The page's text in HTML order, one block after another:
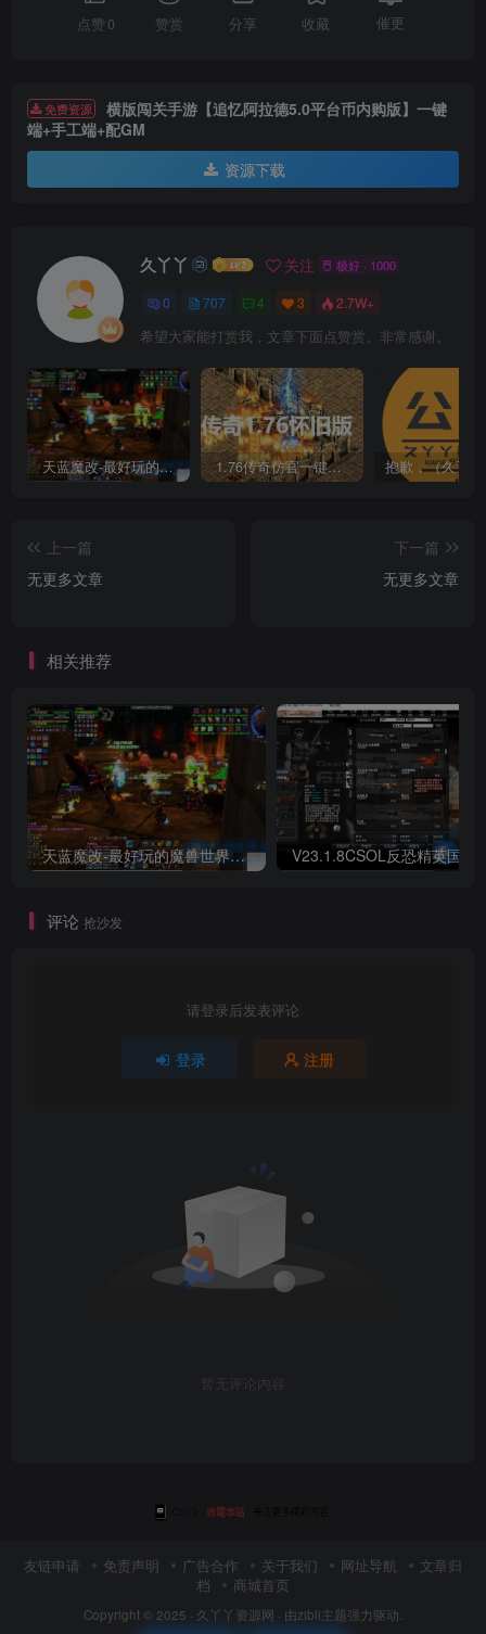
点赞 0 赞赏 分享 收藏 催更
免费资源
横版闯关手游【追忆阿拉德5.0平台币内购版】一键
端+手工端+配GM
资源下载
久丫丫 关注 极好 · 1000
0 707 4 3 2.7W+
希望大家能打赏我，文章下面点赞赏。非常感谢。
天蓝魔改-最好玩的魔兽世界巫妖王V335精品单机端【最智能的机器人】 1.76传奇仿官一键启动无后台和辅助究极肝传奇
上一篇
无更多文章
下一篇
无更多文章
相关推荐
天蓝魔改-最好玩的魔兽世界巫妖王V335精品单机端【最智能的机器人】
评论 抢沙发
请登录后发表评论
登录 注册
暂无评论内容
友链申请 免责声明 广告合作 关于我们 网址导航
文章归
档
商城首页
Copyright © 2025 · 久丫丫资源网 · 由zibll主题强力驱动.